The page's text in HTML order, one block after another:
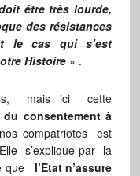
être très lourde,
des résistances
le cas qui s’est
Histoire» .
mais ici cette
consentement à
compatriotes est
s’explique par la
que l’Etat n’assure